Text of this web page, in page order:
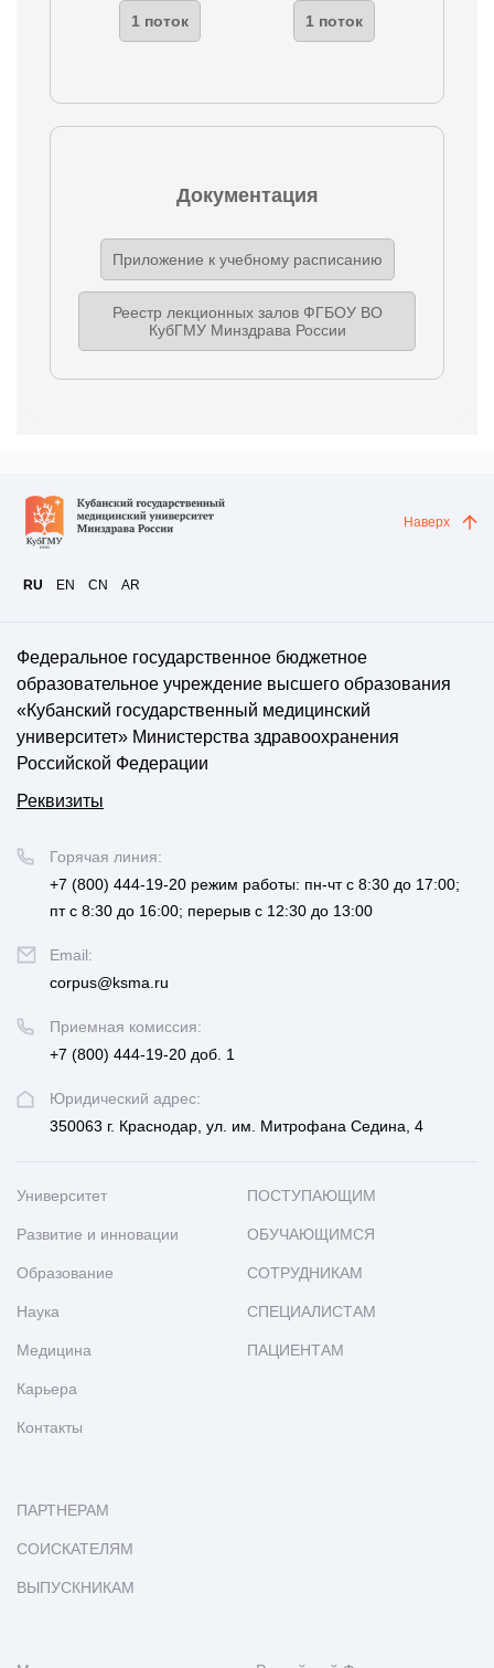
1 поток 1 поток
Документация
Приложение к учебному расписанию
Реестр лекционных залов ФГБОУ ВО
КубГМУ Минздрава России
RU EN CN AR
Наверх
Федеральное государственное бюджетное
образовательное учреждение высшего образования
«Кубанский государственный медицинский
университет» Министерства здравоохранения
Российской Федерации
Реквизиты
Юридический адрес:
350063 г. Краснодар, ул. им. Митрофана Седина, 4
Приемная комиссия:
+7 (800) 444-19-20 доб. 1
Горячая линия:
+7 (800) 444-19-20 режим работы: пн-чт с 8:30 до 17:00;
пт с 8:30 до 16:00; перерыв с 12:30 до 13:00
Email:
corpus@ksma.ru
Университет
Развитие и инновации
Образование
Наука
Медицина
Карьера
Контакты
ПОСТУПАЮЩИМ
ОБУЧАЮЩИМСЯ
СОТРУДНИКАМ
СПЕЦИАЛИСТАМ
ПАЦИЕНТАМ
ПАРТНЕРАМ
СОИСКАТЕЛЯМ
ВЫПУСКНИКАМ